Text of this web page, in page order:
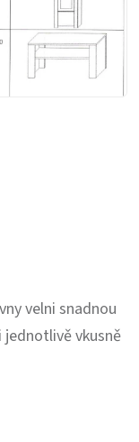
velni snadnou
jednotlivě vkusně